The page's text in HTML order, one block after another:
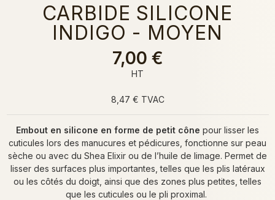
CARBIDE SILICONE
INDIGO - MOYEN
7,00 €
HT
8,47 € TVAC
Embout en silicone en forme de petit cône pour lisser les
cuticules lors des manucures et pédicures, fonctionne sur peau
sèche ou avec du Shea Elixir ou de l’huile de limage. Permet de
lisser des surfaces plus importantes, telles que les plis latéraux
ou les côtés du doigt, ainsi que des zones plus petites, telles
que les cuticules ou le pli proximal.